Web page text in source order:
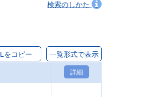
検索のしかた
をコピー 一覧形式で表示
詳細